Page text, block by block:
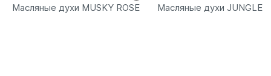
Масляные духи MUSKY ROSE Масляные духи JUNGLE